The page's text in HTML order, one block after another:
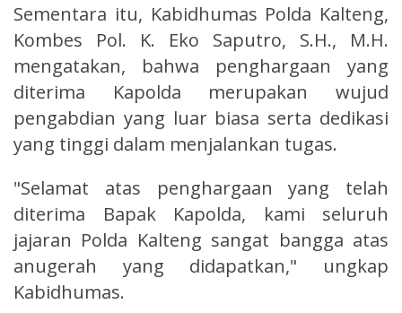
Sementara itu, Kabidhumas Polda Kalteng,
Kombes Pol. K. Eko Saputro, S.H., M.H.
mengatakan, bahwa penghargaan yang
diterima Kapolda merupakan wujud
pengabdian yang luar biasa serta dedikasi
yang tinggi dalam menjalankan tugas.
"Selamat atas penghargaan yang telah
diterima Bapak Kapolda, kami seluruh
jajaran Polda Kalteng sangat bangga atas
anugerah yang didapatkan," ungkap
Kabidhumas.